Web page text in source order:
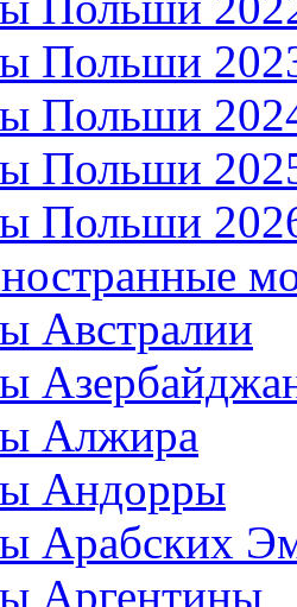
Польши
Польши
Польши
Польши
Австралии
Алжира
Андорры
Арабских
Аргентины